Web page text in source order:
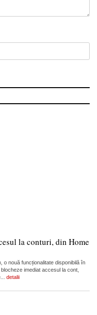
la conturi, din Home
o nouă funcționalitate disponibilă în
imediat accesul la cont,
detalii